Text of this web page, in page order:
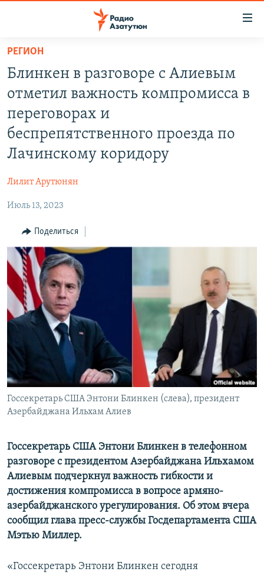
Перейти
основному
содержанию
основной
навигации
ОБЩЕСТВО
ЭКОНОМИКА
НАГОРНЫЙ КАРАБАХ
КУЛЬТУРА
СПОРТ
АРХИВ
Հայերեն
English
Русский
Все сайты Радио Азатутюн
РЕГИОН
Блинкен в разговоре с Алиевым
отметил важность компромисса в
переговорах и
беспрепятственного проезда по
Лачинскому коридору
Лилит Арутюнян
Июль 13, 2023
Поделиться
Госсекретарь США Энтони Блинкен (слева), президент
Азербайджана Ильхам Алиев
Госсекретарь США Энтони Блинкен в телефонном
разговоре с президентом Азербайджана Ильхамом
Алиевым подчеркнул важность гибкости и
достижения компромисса в вопросе армяно-
азербайджанского урегулирования. Об этом вчера
сообщил глава пресс-службы Госдепартамента США
Мэтью Миллер.
«Госсекретарь Энтони Блинкен сегодня